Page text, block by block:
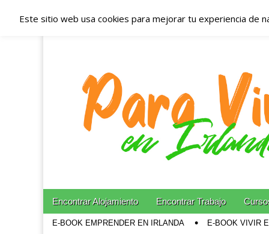
Españoles en
Irlanda –
Blog dedicado a los que viven, estudian y trabajan
Main menu
Skip to content
Encontrar Alojamiento Encontrar Trabajo
E-BOOK EMPRENDER EN IRLANDA E-BOOK VIVIR
Este sitio web usa cookies para mejorar tu experiencia de